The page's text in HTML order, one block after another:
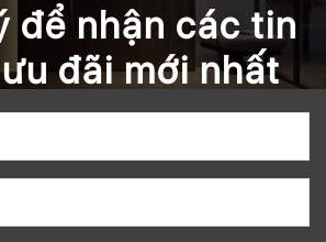
để nhận các tin
đãi mới nhất